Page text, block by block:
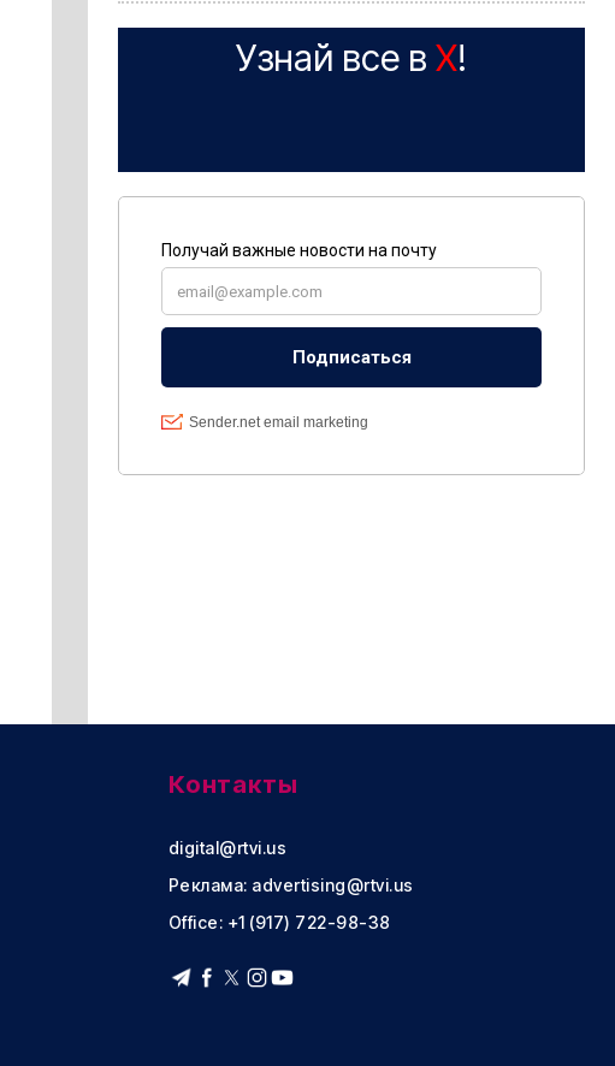
Узнай все в X!
Контакты
digital@rtvi.us
Реклама: advertising@rtvi.us
Office: +1 (917) 722-98-38